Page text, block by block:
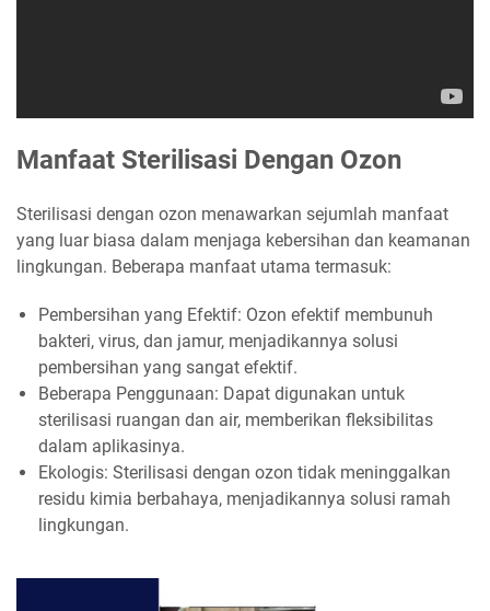
Manfaat Sterilisasi Dengan Ozon
Sterilisasi dengan ozon menawarkan sejumlah manfaat
yang luar biasa dalam menjaga kebersihan dan keamanan
lingkungan. Beberapa manfaat utama termasuk:
Pembersihan yang Efektif: Ozon efektif membunuh
bakteri, virus, dan jamur, menjadikannya solusi
pembersihan yang sangat efektif.
Beberapa Penggunaan: Dapat digunakan untuk
sterilisasi ruangan dan air, memberikan fleksibilitas
dalam aplikasinya.
Ekologis: Sterilisasi dengan ozon tidak meninggalkan
residu kimia berbahaya, menjadikannya solusi ramah
lingkungan.